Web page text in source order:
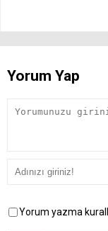
Yorum Yap
Yorum yazma